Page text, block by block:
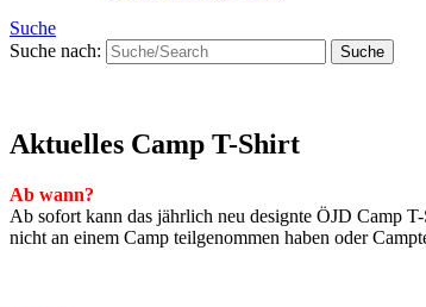
Suche
Suche nach:
Aktuelles Camp T-Shirt
Ab wann?
Ab sofort kann das jährlich neu designte ÖJD Camp
nicht an einem Camp teilgenommen haben oder